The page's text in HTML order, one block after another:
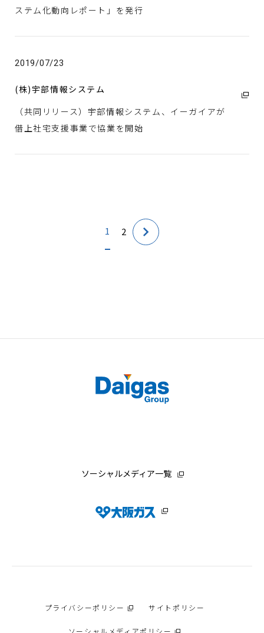
ステム化動向レポート」を発行
2019/07/23
(株)宇部情報システム
（共同リリース）宇部情報システム、イーガイアが
借上社宅支援事業で協業を開始
1 2
ソーシャルメディア一覧
プライバシーポリシー サイトポリシー
ソーシャルメディアポリシー